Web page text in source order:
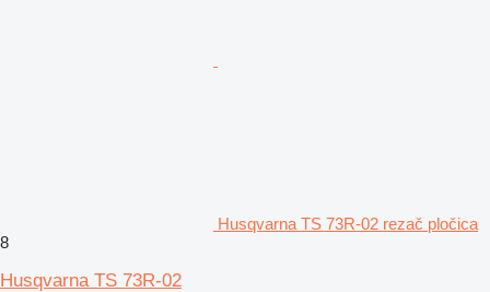
Husqvarna TS 73R-02 rezač pločica
8
Husqvarna TS 73R-02